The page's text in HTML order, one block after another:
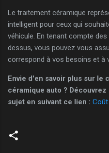
Le traitement céramique
intelligent pour ceux qui
véhicule. En tenant compte
dessus, vous pouvez vous
correspond à vos besoins et à
Envie d'en savoir plus sur le
céramique auto ?
sujet en suivant ce lien :